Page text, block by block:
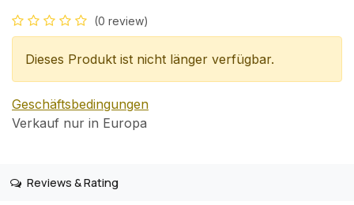
(0 review)
Dieses Produkt ist nicht länger verfügbar.
Geschäftsbedingungen
Verkauf nur in Europa
Reviews & Rating